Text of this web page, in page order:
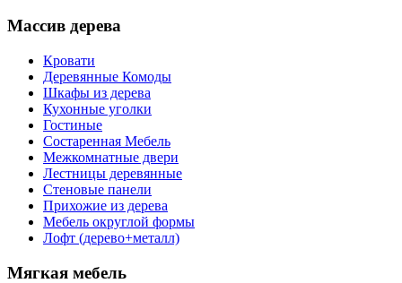
Массив дерева
Кровати
Деревянные Комоды
Шкафы из дерева
Кухонные уголки
Гостиные
Состаренная Мебель
Межкомнатные двери
Лестницы деревянные
Стеновые панели
Прихожие из дерева
Мебель округлой формы
Лофт (дерево+металл)
Мягкая мебель